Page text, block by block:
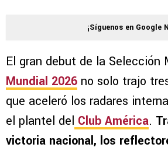
¡Síguenos en Google
El gran debut de la Selección
Mundial 2026 no solo trajo
que aceleró los radares
el plantel del Club América.
victoria nacional, los